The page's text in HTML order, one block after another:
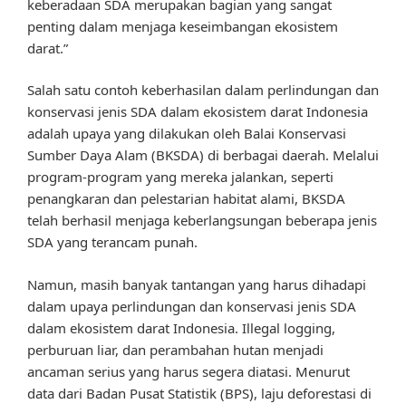
keberadaan SDA merupakan bagian yang sangat
penting dalam menjaga keseimbangan ekosistem
darat.”
Salah satu contoh keberhasilan dalam perlindungan dan
konservasi jenis SDA dalam ekosistem darat Indonesia
adalah upaya yang dilakukan oleh Balai Konservasi
Sumber Daya Alam (BKSDA) di berbagai daerah. Melalui
program-program yang mereka jalankan, seperti
penangkaran dan pelestarian habitat alami, BKSDA
telah berhasil menjaga keberlangsungan beberapa jenis
SDA yang terancam punah.
Namun, masih banyak tantangan yang harus dihadapi
dalam upaya perlindungan dan konservasi jenis SDA
dalam ekosistem darat Indonesia. Illegal logging,
perburuan liar, dan perambahan hutan menjadi
ancaman serius yang harus segera diatasi. Menurut
data dari Badan Pusat Statistik (BPS), laju deforestasi di